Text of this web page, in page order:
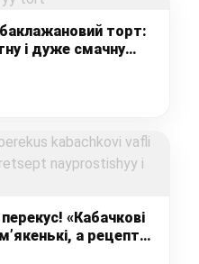
торт:
і дуже смачну
«Кабачкові
а рецепт